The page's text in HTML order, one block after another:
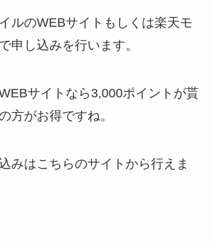
ルのWEBサイトもしくは楽天モ
申し込みを行います。
サイトなら3,000ポイントが貰
方がお得ですね。
みはこちらのサイトから行えま